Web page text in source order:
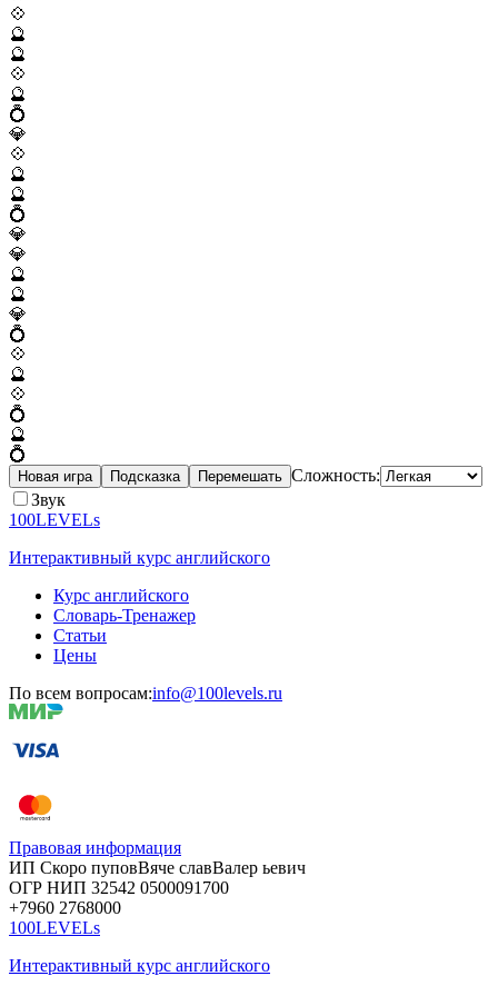
💠
🔮
🔮
💠
🔮
💍
💎
💠
🔮
🔮
💍
💎
💎
🔮
🔮
💎
💍
💠
🔮
💠
💍
🔮
💍
Новая игра Подсказка Перемешать Сложность:
Звук
100LEVELs
Интерактивный курс английского
Курс английского
Словарь-Тренажер
Статьи
Цены
По всем вопросам:info@100levels.ru
Правовая информация
ИП Скоро пуповВяче славВалер ьевич
ОГР НИП 32542 0500091700
+7960 2768000
100LEVELs
Интерактивный курс английского